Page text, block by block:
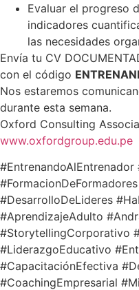
Evaluar el progreso
indicadores
las necesidades
Envía tu CV
con el código
Nos estaremos
durante esta semana.
Oxford Consulting
www.oxfordgroup.edu.pe
#EntrenandoAlEntrenador
#DesarrolloDeLideres
#AprendizajeAdulto
#StorytellingCorporativo
#LiderazgoEducativo
#CapacitaciónEfectiva
#CoachingEmpresarial